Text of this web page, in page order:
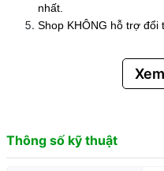
nhất.
Shop KHÔNG hỗ trợ đổi
Thông số kỹ thuật